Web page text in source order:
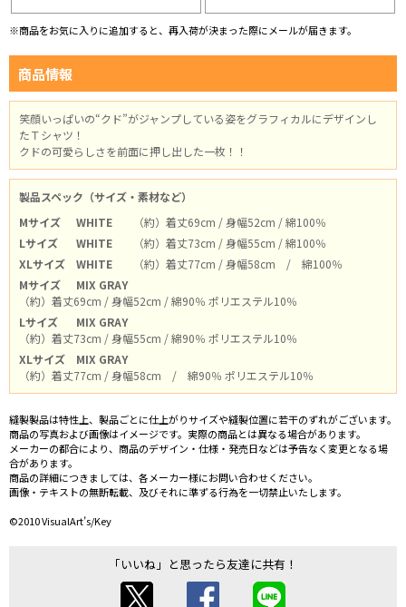
※商品をお気に入りに追加すると、再入荷が決まった際にメールが届きます。
商品情報
笑顔いっぱいの“クド”がジャンプしている姿をグラフィカルにデザインし
たＴシャツ！
クドの可愛らしさを前面に押し出した一枚！！
製品スペック（サイズ・素材など）
Mサイズ
WHITE
（約）着丈69cm / 身幅52cm / 綿100％
Lサイズ
WHITE
（約）着丈73cm / 身幅55cm / 綿100％
XLサイズ
WHITE
（約）着丈77cm / 身幅58cm / 綿100％
Mサイズ
MIX GRAY
（約）着丈69cm / 身幅52cm / 綿90％ ポリエステル10％
Lサイズ
MIX GRAY
（約）着丈73cm / 身幅55cm / 綿90％ ポリエステル10％
XLサイズ
MIX GRAY
（約）着丈77cm / 身幅58cm / 綿90％ ポリエステル10％
縫製製品は特性上、製品ごとに仕上がりサイズや縫製位置に若干のずれがございます。
商品の写真および画像はイメージです。実際の商品とは異なる場合があります。
メーカーの都合により、商品のデザイン・仕様・発売日などは予告なく変更となる場
合があります。
商品の詳細につきましては、各メーカー様にお問い合わせください。
画像・テキストの無断転載、及びそれに準ずる行為を一切禁止いたします。
©2010 VisualArt’s/Key
「いいね」と思ったら友達に共有！